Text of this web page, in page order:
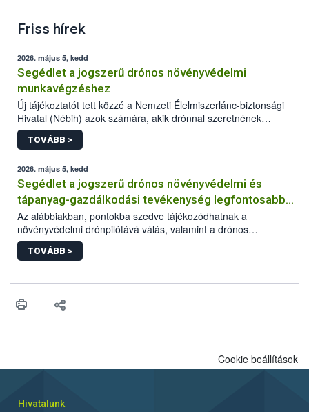
Friss hírek
2026. május 5, kedd
Segédlet a jogszerű drónos növényvédelmi
munkavégzéshez
Új tájékoztatót tett közzé a Nemzeti Élelmiszerlánc-biztonsági
Hivatal (Nébih) azok számára, akik drónnal szeretnének
növényvédelmi vagy tápanyag-gazdálkodási tevékenységet
végezni Magyarországon. Az összefoglaló részletesen
műszaki és hatósági feltételek.
TOVÁBB >
2026. május 5, kedd
Segédlet a jogszerű drónos növényvédelmi és
tápanyag-gazdálkodási tevékenység legfontosabb
feltételeiről
Az alábbiakban, pontokba szedve tájékozódhatnak a
növényvédelmi drónpilótává válás, valamint a drónos
növényvédelmi és tápanyag-gazdálkodási tevékenység
végzésének legfontosabb feltételeiről*.
TOVÁBB >
Cookie beállítások
Hivatalunk